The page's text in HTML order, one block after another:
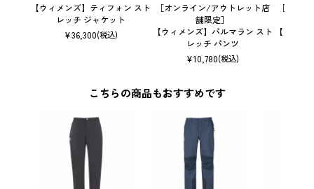
【ウィメンズ】ティフォン スト
レッチ ジャケット
¥36,300(税込)
［オンライン/アウトレット店
舗限定］
【ウィメンズ】パルマラン スト
レッチ パンツ
¥10,780(税込)
［オン
【ウィ
こちらの商品もおすすめです